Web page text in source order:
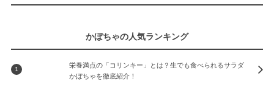
かぼちゃの人気ランキング
1
栄養満点の「コリンキー」とは？生でも食べられるサラダ
かぼちゃを徹底紹介！